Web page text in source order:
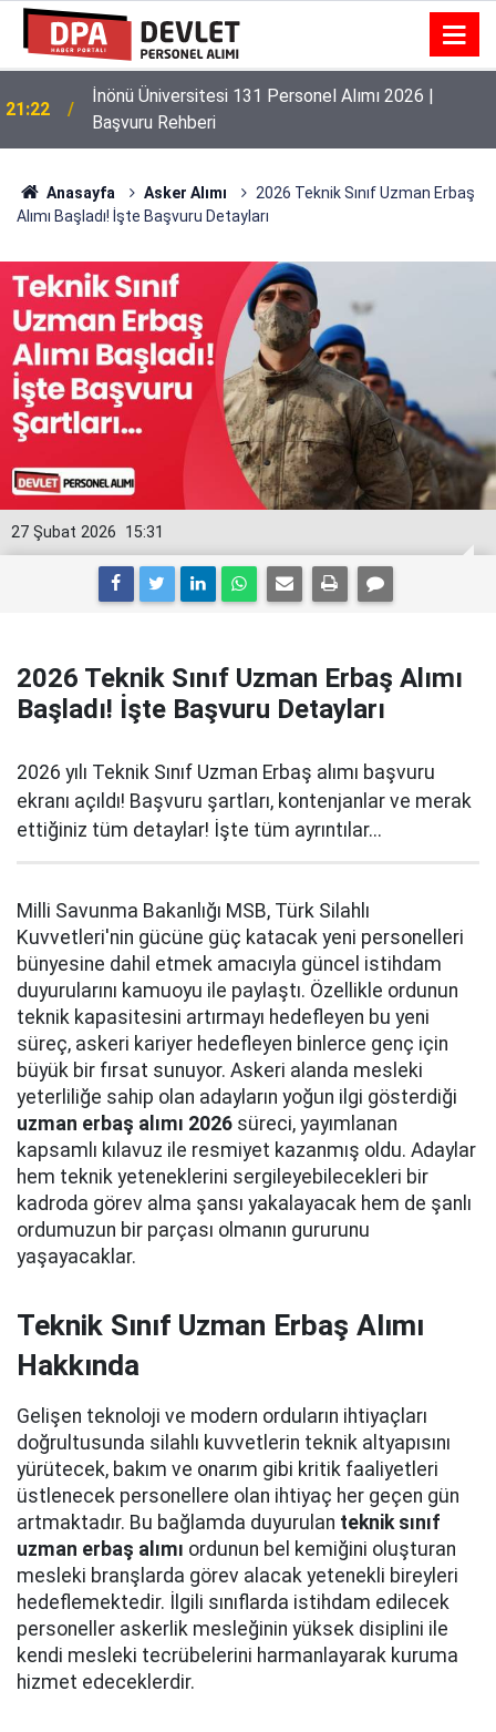
21:22
İnönü Üniversitesi 131 Personel Alımı 2026 |
Başvuru Rehberi
Anasayfa Asker Alımı
2026 Teknik Sınıf Uzman Erbaş
Alımı Başladı! İşte Başvuru Detayları
15:31
27 Şubat 2026
2026 Teknik Sınıf Uzman Erbaş Alımı
Başladı! İşte Başvuru Detayları
2026 yılı Teknik Sınıf Uzman Erbaş alımı başvuru
ekranı açıldı! Başvuru şartları, kontenjanlar ve merak
ettiğiniz tüm detaylar! İşte tüm ayrıntılar...
Milli Savunma Bakanlığı MSB, Türk Silahlı
Kuvvetleri'nin gücüne güç katacak yeni personelleri
bünyesine dahil etmek amacıyla güncel istihdam
duyurularını kamuoyu ile paylaştı. Özellikle ordunun
teknik kapasitesini artırmayı hedefleyen bu yeni
süreç, askeri kariyer hedefleyen binlerce genç için
büyük bir fırsat sunuyor. Askeri alanda mesleki
yeterliliğe sahip olan adayların yoğun ilgi gösterdiği
uzman erbaş alımı 2026 süreci, yayımlanan
kapsamlı kılavuz ile resmiyet kazanmış oldu. Adaylar
hem teknik yeteneklerini sergileyebilecekleri bir
kadroda görev alma şansı yakalayacak hem de şanlı
ordumuzun bir parçası olmanın gururunu
yaşayacaklar.
Teknik Sınıf Uzman Erbaş Alımı
Hakkında
Gelişen teknoloji ve modern orduların ihtiyaçları
doğrultusunda silahlı kuvvetlerin teknik altyapısını
yürütecek, bakım ve onarım gibi kritik faaliyetleri
üstlenecek personellere olan ihtiyaç her geçen gün
artmaktadır. Bu bağlamda duyurulan teknik sınıf
uzman erbaş alımı ordunun bel kemiğini oluşturan
mesleki branşlarda görev alacak yetenekli bireyleri
hedeflemektedir. İlgili sınıflarda istihdam edilecek
personeller askerlik mesleğinin yüksek disiplini ile
kendi mesleki tecrübelerini harmanlayarak kuruma
hizmet edeceklerdir.